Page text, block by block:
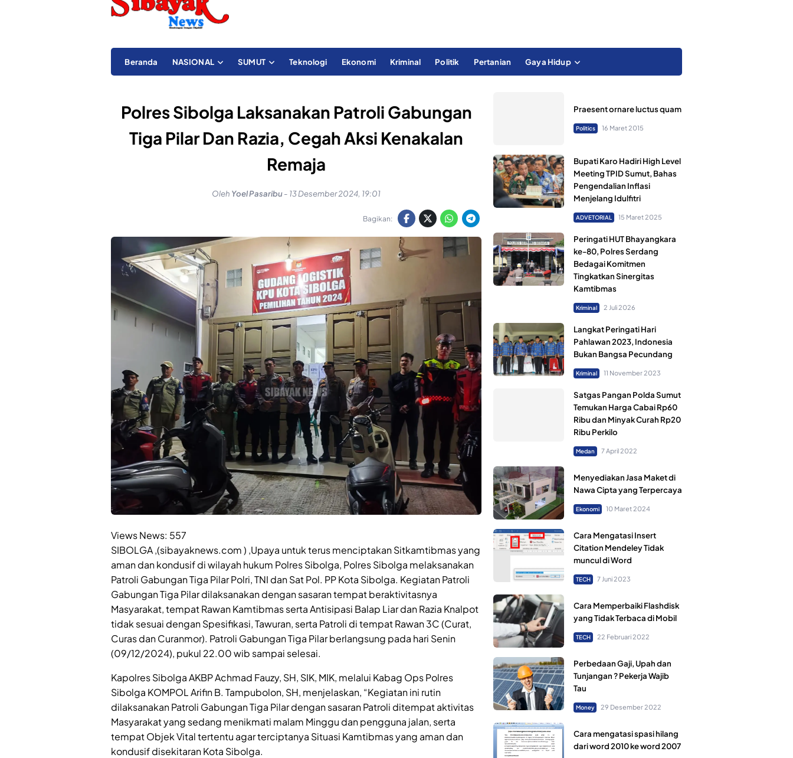
Beranda NASIONAL SUMUT Teknologi Ekonomi Kriminal Politik Pertanian Gaya Hidup
Polres Sibolga Laksanakan Patroli Gabungan
Tiga Pilar Dan Razia, Cegah Aksi Kenakalan
Remaja
Oleh Yoel Pasaribu- 13 Desember 2024, 19:01
Bagikan:
Views News: 557
SIBOLGA ,(sibayaknews.com ) ,Upaya untuk terus menciptakan Sitkamtibmas yang
aman dan kondusif di wilayah hukum Polres Sibolga, Polres Sibolga melaksanakan
Patroli Gabungan Tiga Pilar Polri, TNI dan Sat Pol. PP Kota Sibolga. Kegiatan Patroli
Gabungan Tiga Pilar dilaksanakan dengan sasaran tempat beraktivitasnya
Masyarakat, tempat Rawan Kamtibmas serta Antisipasi Balap Liar dan Razia Knalpot
tidak sesuai dengan Spesifikasi, Tawuran, serta Patroli di tempat Rawan 3C (Curat,
Curas dan Curanmor). Patroli Gabungan Tiga Pilar berlangsung pada hari Senin
(09/12/2024), pukul 22.00 wib sampai selesai.
Kapolres Sibolga AKBP Achmad Fauzy, SH, SIK, MIK, melalui Kabag Ops Polres
Sibolga KOMPOL Arifin B. Tampubolon, SH, menjelaskan, “Kegiatan ini rutin
dilaksanakan Patroli Gabungan Tiga Pilar dengan sasaran Patroli ditempat aktivitas
Masyarakat yang sedang menikmati malam Minggu dan pengguna jalan, serta
tempat Objek Vital tertentu agar terciptanya Situasi Kamtibmas yang aman dan
kondusif disekitaran Kota Sibolga.
Praesent ornare luctus quam
Politics 16 Maret 2015
Bupati Karo Hadiri High Level
Meeting TPID Sumut, Bahas
Pengendalian Inflasi
Menjelang Idulfitri
ADVETORIAL 15 Maret 2025
Peringati HUT Bhayangkara
ke-80, Polres Serdang
Bedagai Komitmen
Tingkatkan Sinergitas
Kamtibmas
Kriminal 2 Juli 2026
Langkat Peringati Hari
Pahlawan 2023, Indonesia
Bukan Bangsa Pecundang
Kriminal 11 November 2023
Satgas Pangan Polda Sumut
Temukan Harga Cabai Rp60
Ribu dan Minyak Curah Rp20
Ribu Perkilo
Medan 7 April 2022
Menyediakan Jasa Maket di
Nawa Cipta yang Terpercaya
Ekonomi 10 Maret 2024
Cara Mengatasi Insert
Citation Mendeley Tidak
muncul di Word
TECH 7 Juni 2023
Cara Memperbaiki Flashdisk
yang Tidak Terbaca di Mobil
TECH 22 Februari 2022
Perbedaan Gaji, Upah dan
Tunjangan ? Pekerja Wajib
Tau
Money 29 Desember 2022
Cara mengatasi spasi hilang
dari word 2010 ke word 2007